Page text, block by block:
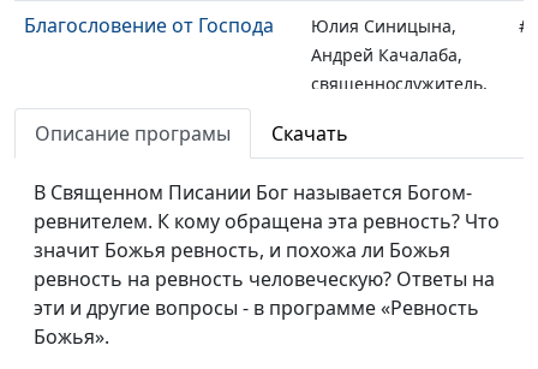
Благословение от Господа
Юлия Синицына,
Андрей Качалаба,
священнослужитель,
совершенство
Юлия Синицына,
Андрей Качалаба,
священнослужитель,
магистр богословия
Послушание Богу и
фанатизм
Юлия Синицына,
Андрей Качалаба,
Описание програмы Скачать
В Священном Писании Бог называется Богом-
ревнителем. К кому обращена эта ревность? Что
значит Божья ревность, и похожа ли Божья
ревность на ревность человеческую? Ответы на
эти и другие вопросы - в программе «Ревность
Божья».